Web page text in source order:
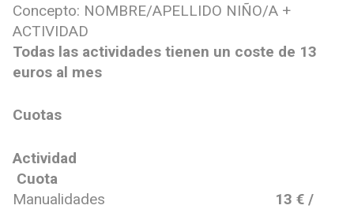
Concepto: NOMBRE/APELLIDO NIÑO/A +
ACTIVIDAD
Todas las actividades tienen un coste de 13
euros al mes
Cuotas
Actividad
Cuota
Manualidades
13 € /